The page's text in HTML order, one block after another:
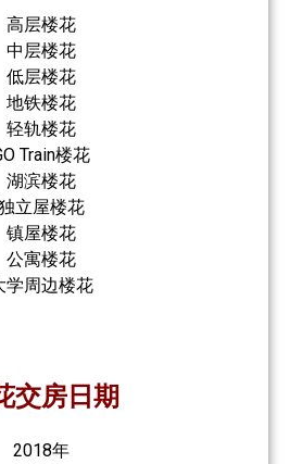
高层楼花
中层楼花
低层楼花
地铁楼花
轻轨楼花
Train楼花
湖滨楼花
立屋楼花
镇屋楼花
公寓楼花
学周边楼花
交房日期
2018年